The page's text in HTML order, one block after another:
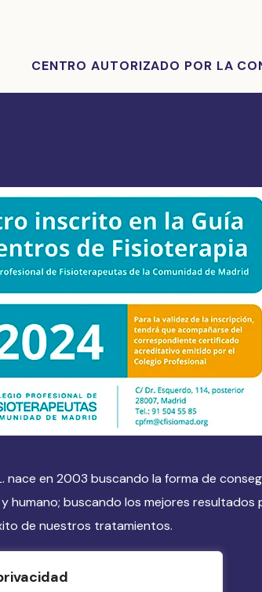
CENTRO AUTORIZADO POR LA
nace en 2003 buscando la forma de
humano; buscando los mejores resultados
de nuestros tratamientos.